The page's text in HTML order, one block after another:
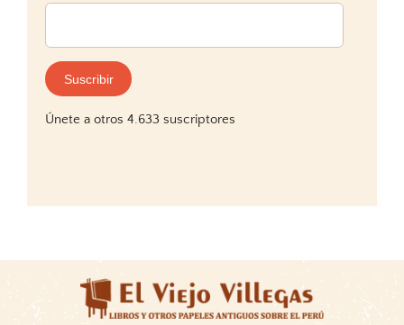
Dirección
correo
electrónico:
Suscribir
Únete a otros 4.633 suscriptores